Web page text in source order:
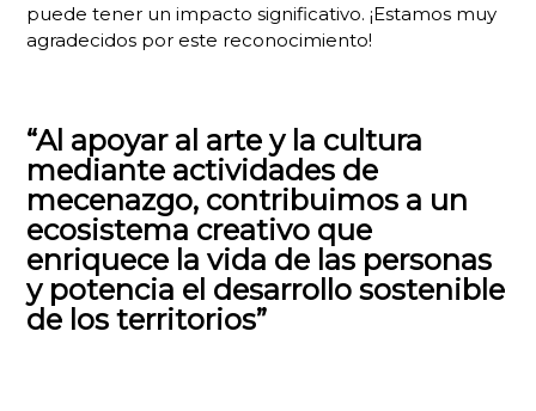
puede tener un impacto significativo. ¡Estamos muy
agradecidos por este reconocimiento!
“Al apoyar al arte y la cultura
mediante actividades de
mecenazgo, contribuimos a un
ecosistema creativo que
enriquece la vida de las personas
y potencia el desarrollo sostenible
de los territorios”